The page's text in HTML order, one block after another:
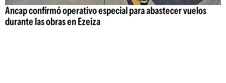
Ancap confirmó operativo especial para abastecer vuelos
durante las obras en Ezeiza